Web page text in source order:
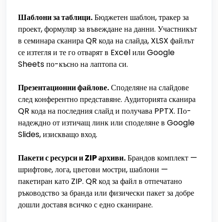
Шаблони за таблици.Бюджетен шаблон, тракер за
проект, формуляр за въвеждане на данни. Участникът
в семинара сканира QR кода на слайда, XLSX файлът
се изтегля и те го отварят в Excel или Google
Sheets по-късно на лаптопа си.
Презентационни файлове.Споделяне на слайдове
след конферентно представяне. Аудиторията сканира
QR кода на последния слайд и получава PPTX. По-
надеждно от изтичащ линк или споделяне в Google
Slides, изискващо вход.
Пакети с ресурси и ZIP архиви.Брандов комплект —
шрифтове, лога, цветови мостри, шаблони —
пакетиран като ZIP. QR код за файл в отпечатано
ръководство за бранда или физически пакет за добре
дошли доставя всичко с едно сканиране.